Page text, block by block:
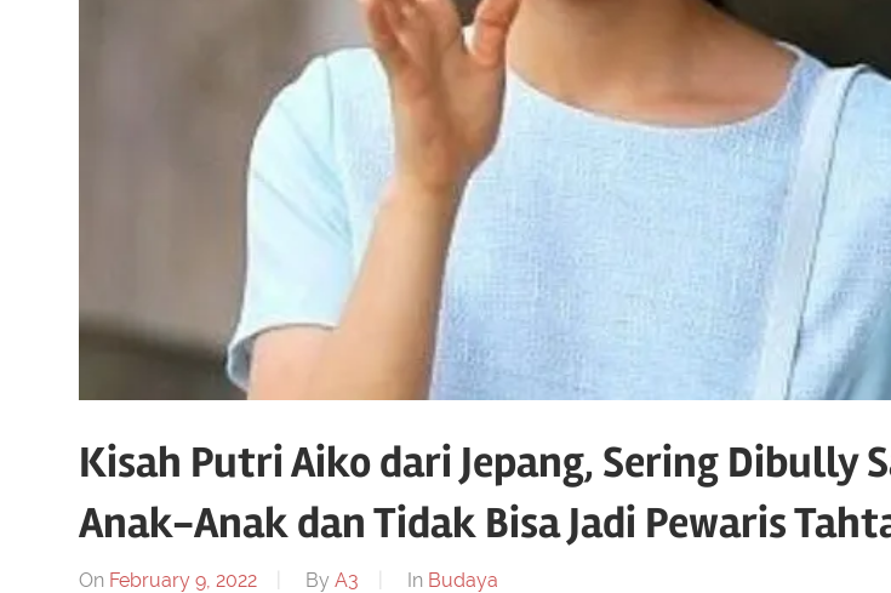
Kisah Putri Aiko dari Jepang, Sering Dibully
Anak-Anak dan Tidak Bisa Jadi Pewaris
On February 9, 2022 By A3 In Budaya